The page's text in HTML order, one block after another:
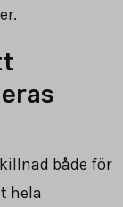
både för
hela